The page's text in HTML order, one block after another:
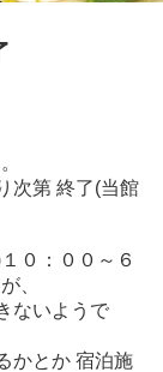
次第 終了(当館
０：００～６
、
ないようで
かとか 宿泊施